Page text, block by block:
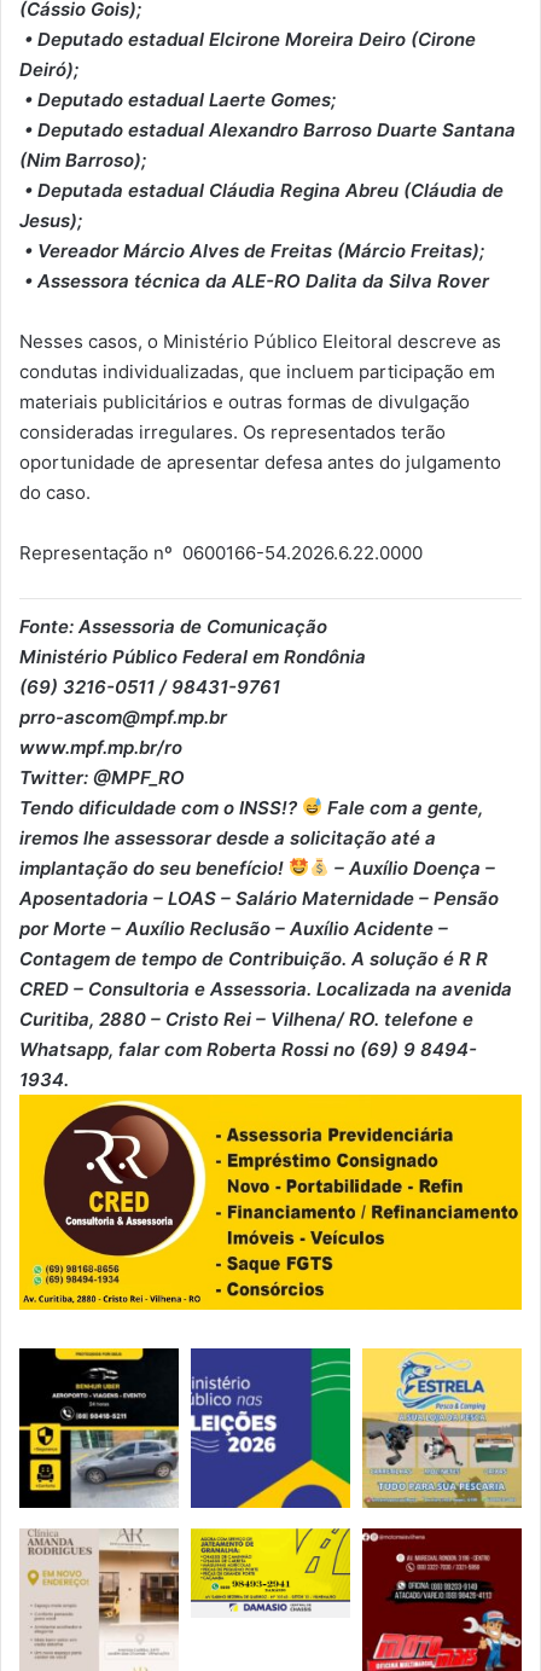
(Cássio Gois);
• Deputado estadual Elcirone Moreira Deiro (Cirone
Deiró);
• Deputado estadual Laerte Gomes;
• Deputado estadual Alexandro Barroso Duarte Santana
(Nim Barroso);
• Deputada estadual Cláudia Regina Abreu (Cláudia de
Jesus);
• Vereador Márcio Alves de Freitas (Márcio Freitas);
• Assessora técnica da ALE-RO Dalita da Silva Rover
Nesses casos, o Ministério Público Eleitoral descreve as
condutas individualizadas, que incluem participação em
materiais publicitários e outras formas de divulgação
consideradas irregulares. Os representados terão
oportunidade de apresentar defesa antes do julgamento
do caso.
Representação nº 0600166-54.2026.6.22.0000
Fonte: Assessoria de Comunicação
Ministério Público Federal em Rondônia
(69) 3216-0511 / 98431-9761
prro-ascom@mpf.mp.br
www.mpf.mp.br/ro
Twitter: @MPF_RO
Tendo dificuldade com o INSS!?
Fale com a gente,
iremos lhe assessorar desde a solicitação até a
implantação do seu benefício!
– Auxílio Doença –
⁠Aposentadoria – ⁠LOAS – ⁠Salário Maternidade – ⁠Pensão
por Morte – ⁠Auxílio Reclusão – ⁠Auxílio Acidente –
⁠Contagem de tempo de Contribuição. A solução é R R
CRED – Consultoria e Assessoria. Localizada na avenida
Curitiba, 2880 – Cristo Rei – Vilhena/ RO. telefone e
Whatsapp, falar com Roberta Rossi no (69) 9 8494-
1934.